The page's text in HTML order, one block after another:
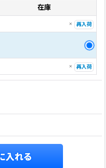
在庫
× 再入荷
× 再入荷